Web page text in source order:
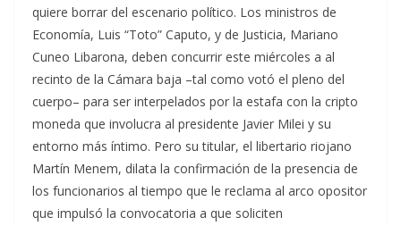
quiere borrar del escenario político. Los ministros de
Economía, Luis “Toto” Caputo, y de Justicia, Mariano
Cuneo Libarona, deben concurrir este miércoles a al
recinto de la Cámara baja –tal como votó el pleno del
cuerpo– para ser interpelados por la estafa con la cripto
moneda que involucra al presidente Javier Milei y su
entorno más íntimo. Pero su titular, el libertario riojano
Martín Menem, dilata la confirmación de la presencia de
los funcionarios al tiempo que le reclama al arco opositor
que impulsó la convocatoria a que soliciten